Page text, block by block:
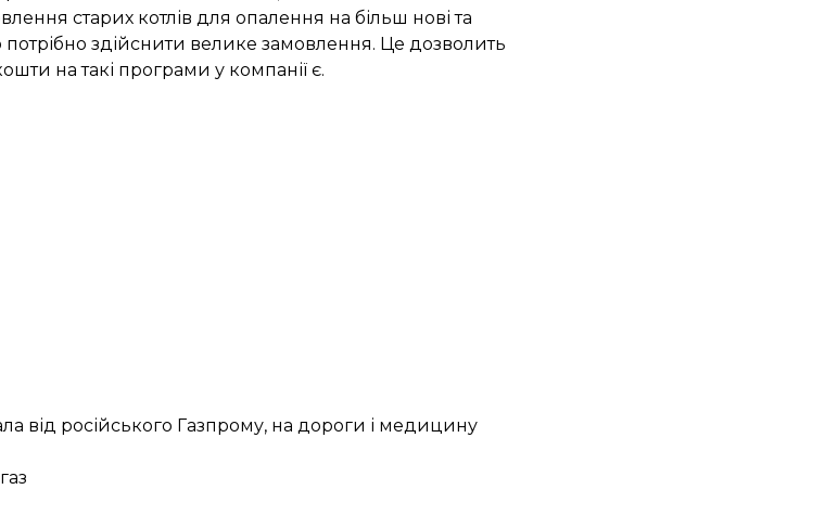
старих котлів для опалення на більш нові та
здійснити велике замовлення. Це дозволить
на такі програми у компанії є.
від російського Газпрому, на дороги і медицину